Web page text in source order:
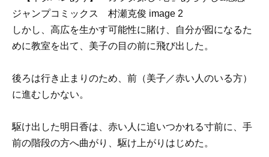
しかし、高広を生かす可能性に賭け、自分が囮になるた
めに教室を出て、美子の目の前に飛び出した。
後ろは行き止まりのため、前（美子／赤い人のいる方）
に進むしかない。
駆け出した明日香は、赤い人に追いつかれる寸前に、手
前の階段の方へ曲がり、駆け上がりはじめた。